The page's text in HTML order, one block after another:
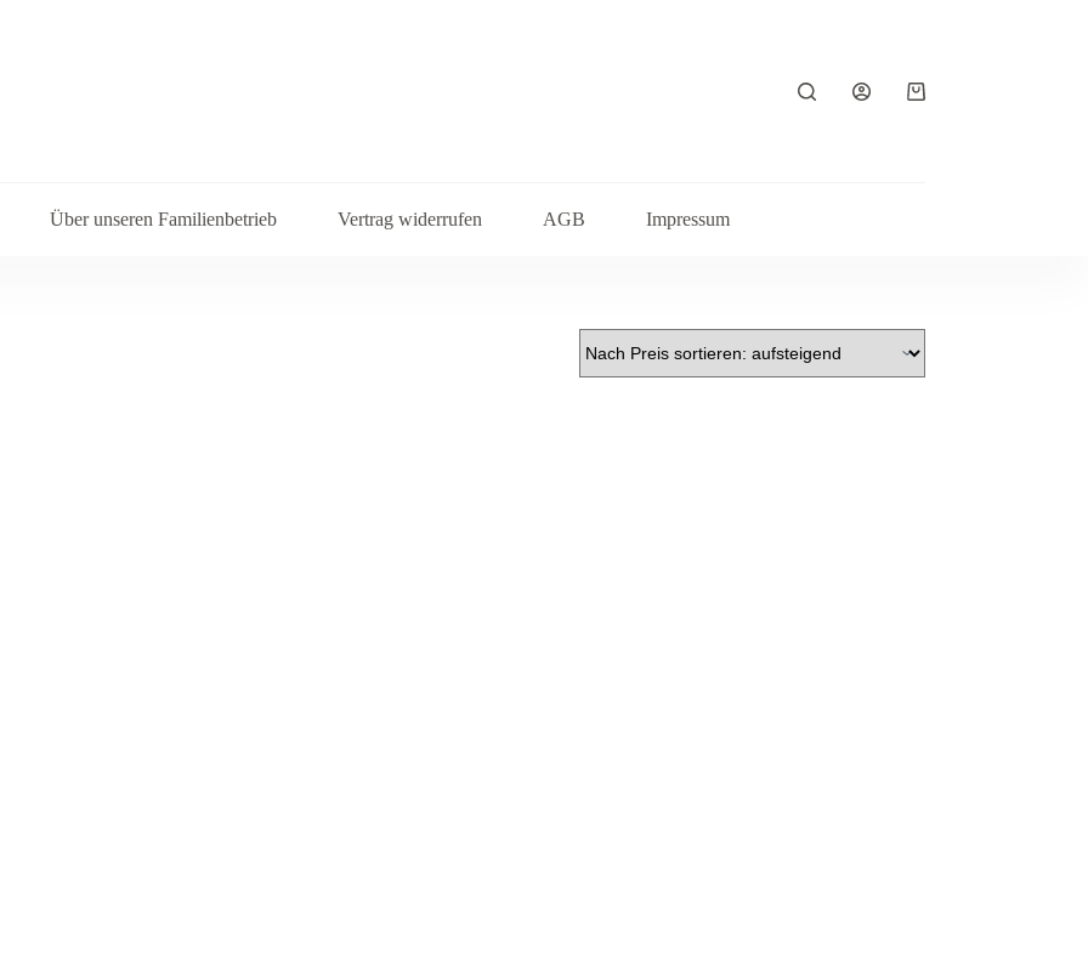
Warenkorb
Über unseren Familienbetrieb Vertrag widerrufen AGB Impressum